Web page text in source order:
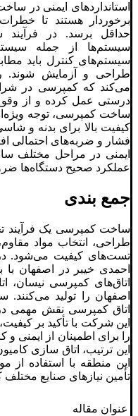
استانداردهای ایمنی در
برخوردار هستند تا
حداقل برسد. در
سیستم‌ها از جمله
سیستم‌های کنترل باید
طراحی و آزمایش شوند.
می‌کند که کمپرسی در
درستی عمل کرده و از
ساخت کمپرسی، توجه
کیفیت بالا برای بدنه و
فشار و ضربه‌های احتمالی
ایمنی در مراحل مختلف
عملکرد صحیح دستگاه‌ها
جمع بندی
ساخت کمپرسی یک
طراحی، انتخاب مواد
تست‌های کیفیت می‌شود. در
احمدی خیبر در اصفهان با
اتاق‌های کمپرسی نیسان،
اصفهان را تولید
اتاق کمپرسی نقش مهمی
این شرکت با تأکید بر
را برای اطمینان از ایمنی و
این ترتیب، اتاق سازی
این منطقه با استفاده
تأمین نیازهای صنایع
عنوان مقاله